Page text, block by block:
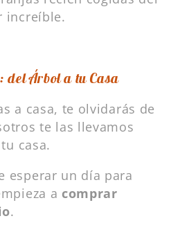
increíble.
del Árbol a tu Casa
a casa, te olvidarás de
te las llevamos
casa.
esperar un día para
a comprar
.